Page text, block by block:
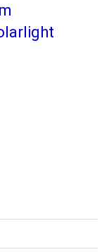
được dùng cho khu
kết hợp cùng các
tiêu chuẩn.
này thường từ 4–